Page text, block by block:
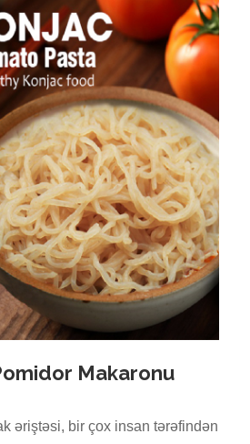
Makaronu
əriştəsi, bir çox insan tərəfindən